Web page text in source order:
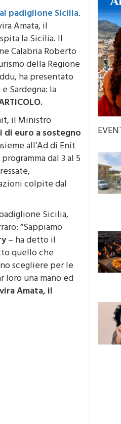
al padiglione Sicilia
Amata, il
la Sicilia. Il
Calabria Roberto
della Regione
ha presentato
Sardegna: la
il Ministro
euro a sostegno
all’Ad di Enit
dal 3 al 5
colpite dal
Sicilia,
“Sappiamo
– ha detto il
quello che
scegliere per le
loro una mano ed
Amata, il